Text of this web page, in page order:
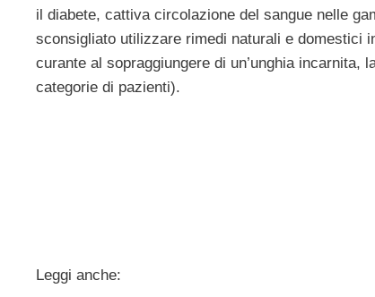
il diabete, cattiva circolazione del sangue nelle
sconsigliato utilizzare rimedi naturali e domestici
curante al sopraggiungere di un’unghia
categorie di pazienti).
Leggi anche: